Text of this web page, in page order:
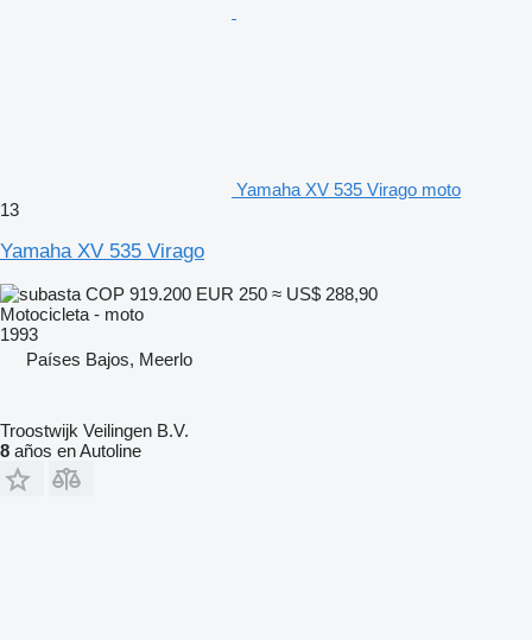
Yamaha XV 535 Virago moto
13
Yamaha XV 535 Virago
COP 919.200 EUR 250 ≈ US$ 288,90
Motocicleta - moto
1993
Países Bajos, Meerlo
Troostwijk Veilingen B.V.
8 años en Autoline